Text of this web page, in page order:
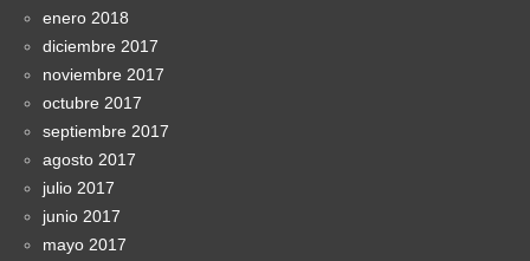
enero 2018
diciembre 2017
noviembre 2017
octubre 2017
septiembre 2017
agosto 2017
julio 2017
junio 2017
mayo 2017